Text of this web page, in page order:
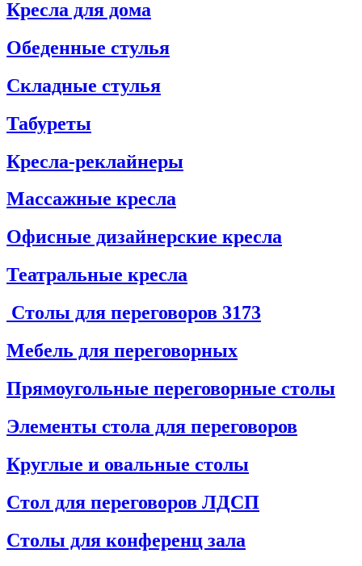
Кресла для дома
Обеденные стулья
Складные стулья
Табуреты
Кресла-реклайнеры
Массажные кресла
Офисные дизайнерские кресла
Театральные кресла
Столы для переговоров 3173
Мебель для переговорных
Прямоугольные переговорные столы
Элементы стола для переговоров
Круглые и овальные столы
Стол для переговоров ЛДСП
Столы для конференц зала